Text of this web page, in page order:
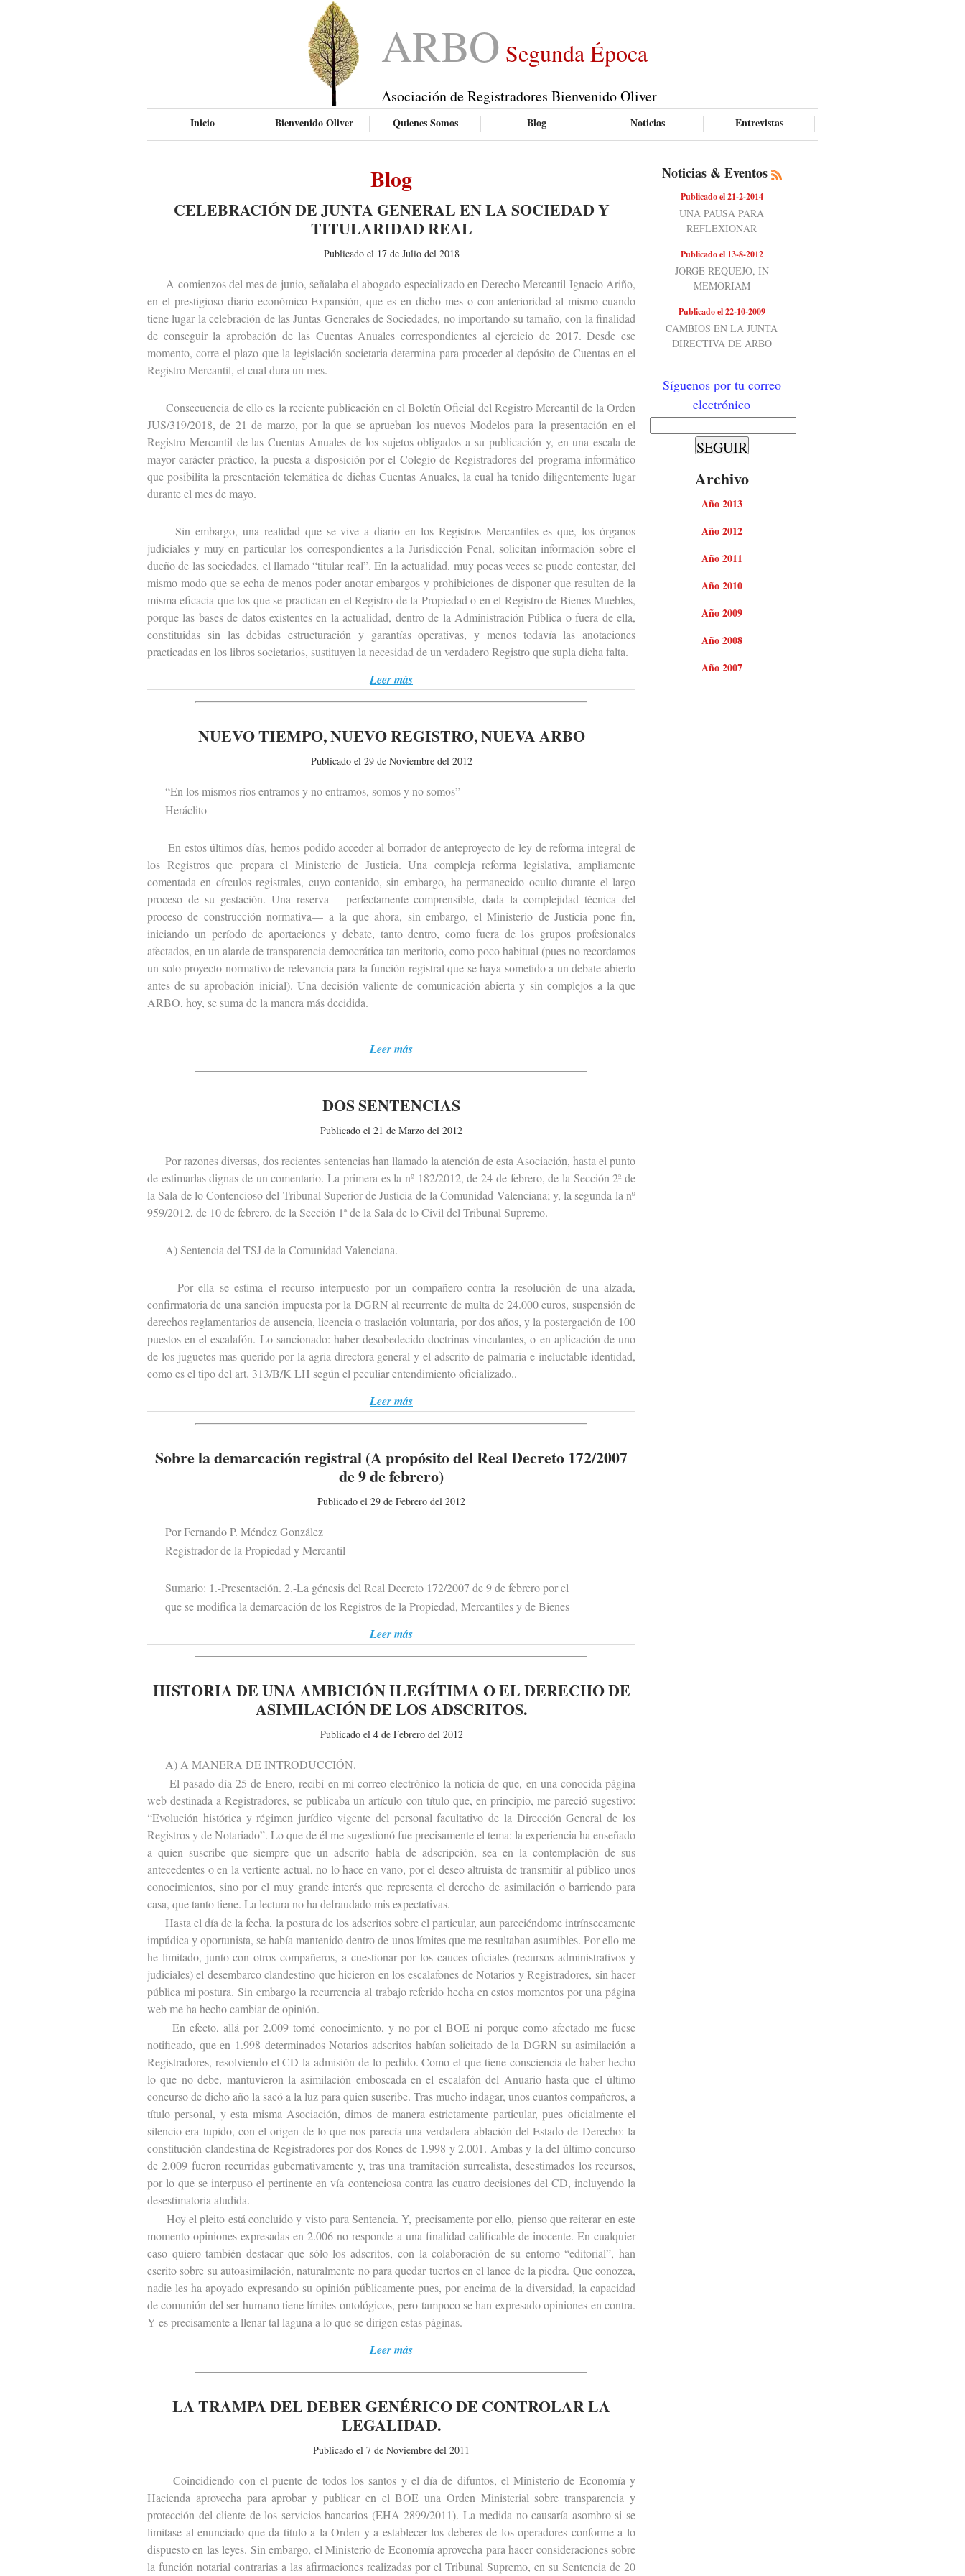
ARBO Segunda Época
Asociación de Registradores Bienvenido Oliver
Inicio Bienvenido Oliver Quienes Somos Blog Noticias Entrevistas
Blog
CELEBRACIÓN DE JUNTA GENERAL EN LA SOCIEDAD Y
TITULARIDAD REAL
Publicado el 17 de Julio del 2018
A comienzos del mes de junio, señalaba el abogado especializado en Derecho Mercantil Ignacio Ariño,
en el prestigioso diario económico Expansión, que es en dicho mes o con anterioridad al mismo cuando
tiene lugar la celebración de las Juntas Generales de Sociedades, no importando su tamaño, con la finalidad
de conseguir la aprobación de las Cuentas Anuales correspondientes al ejercicio de 2017. Desde ese
momento, corre el plazo que la legislación societaria determina para proceder al depósito de Cuentas en el
Registro Mercantil, el cual dura un mes.
Consecuencia de ello es la reciente publicación en el Boletín Oficial del Registro Mercantil de la Orden
JUS/319/2018, de 21 de marzo, por la que se aprueban los nuevos Modelos para la presentación en el
Registro Mercantil de las Cuentas Anuales de los sujetos obligados a su publicación y, en una escala de
mayor carácter práctico, la puesta a disposición por el Colegio de Registradores del programa informático
que posibilita la presentación telemática de dichas Cuentas Anuales, la cual ha tenido diligentemente lugar
durante el mes de mayo.
Sin embargo, una realidad que se vive a diario en los Registros Mercantiles es que, los órganos
judiciales y muy en particular los correspondientes a la Jurisdicción Penal, solicitan información sobre el
dueño de las sociedades, el llamado “titular real”. En la actualidad, muy pocas veces se puede contestar, del
mismo modo que se echa de menos poder anotar embargos y prohibiciones de disponer que resulten de la
misma eficacia que los que se practican en el Registro de la Propiedad o en el Registro de Bienes Muebles,
porque las bases de datos existentes en la actualidad, dentro de la Administración Pública o fuera de ella,
constituidas sin las debidas estructuración y garantías operativas, y menos todavía las anotaciones
practicadas en los libros societarios, sustituyen la necesidad de un verdadero Registro que supla dicha falta.
Leer más
NUEVO TIEMPO, NUEVO REGISTRO, NUEVA ARBO
Publicado el 29 de Noviembre del 2012
“En los mismos ríos entramos y no entramos, somos y no somos”
Heráclito
En estos últimos días, hemos podido acceder al borrador de anteproyecto de ley de reforma integral de
los Registros que prepara el Ministerio de Justicia. Una compleja reforma legislativa, ampliamente
comentada en círculos registrales, cuyo contenido, sin embargo, ha permanecido oculto durante el largo
proceso de su gestación. Una reserva —perfectamente comprensible, dada la complejidad técnica del
proceso de construcción normativa— a la que ahora, sin embargo, el Ministerio de Justicia pone fin,
iniciando un período de aportaciones y debate, tanto dentro, como fuera de los grupos profesionales
afectados, en un alarde de transparencia democrática tan meritorio, como poco habitual (pues no recordamos
un solo proyecto normativo de relevancia para la función registral que se haya sometido a un debate abierto
antes de su aprobación inicial). Una decisión valiente de comunicación abierta y sin complejos a la que
ARBO, hoy, se suma de la manera más decidida.
Leer más
DOS SENTENCIAS
Publicado el 21 de Marzo del 2012
Por razones diversas, dos recientes sentencias han llamado la atención de esta Asociación, hasta el punto
de estimarlas dignas de un comentario. La primera es la nº 182/2012, de 24 de febrero, de la Sección 2ª de
la Sala de lo Contencioso del Tribunal Superior de Justicia de la Comunidad Valenciana; y, la segunda la nº
959/2012, de 10 de febrero, de la Sección 1ª de la Sala de lo Civil del Tribunal Supremo.
A) Sentencia del TSJ de la Comunidad Valenciana.
Por ella se estima el recurso interpuesto por un compañero contra la resolución de una alzada,
confirmatoria de una sanción impuesta por la DGRN al recurrente de multa de 24.000 euros, suspensión de
derechos reglamentarios de ausencia, licencia o traslación voluntaria, por dos años, y la postergación de 100
puestos en el escalafón. Lo sancionado: haber desobedecido doctrinas vinculantes, o en aplicación de uno
de los juguetes mas querido por la agria directora general y el adscrito de palmaria e ineluctable identidad,
como es el tipo del art. 313/B/K LH según el peculiar entendimiento oficializado..
Leer más
Sobre la demarcación registral (A propósito del Real Decreto 172/2007
de 9 de febrero)
Publicado el 29 de Febrero del 2012
Por Fernando P. Méndez González
Registrador de la Propiedad y Mercantil
Sumario: 1.-Presentación. 2.-La génesis del Real Decreto 172/2007 de 9 de febrero por el
que se modifica la demarcación de los Registros de la Propiedad, Mercantiles y de Bienes
Leer más
HISTORIA DE UNA AMBICIÓN ILEGÍTIMA O EL DERECHO DE
ASIMILACIÓN DE LOS ADSCRITOS.
Publicado el 4 de Febrero del 2012
A) A MANERA DE INTRODUCCIÓN.
El pasado día 25 de Enero, recibí en mi correo electrónico la noticia de que, en una conocida página
web destinada a Registradores, se publicaba un artículo con título que, en principio, me pareció sugestivo:
“Evolución histórica y régimen jurídico vigente del personal facultativo de la Dirección General de los
Registros y de Notariado”. Lo que de él me sugestionó fue precisamente el tema: la experiencia ha enseñado
a quien suscribe que siempre que un adscrito habla de adscripción, sea en la contemplación de sus
antecedentes o en la vertiente actual, no lo hace en vano, por el deseo altruista de transmitir al público unos
conocimientos, sino por el muy grande interés que representa el derecho de asimilación o barriendo para
casa, que tanto tiene. La lectura no ha defraudado mis expectativas.
Hasta el día de la fecha, la postura de los adscritos sobre el particular, aun pareciéndome intrínsecamente
impúdica y oportunista, se había mantenido dentro de unos límites que me resultaban asumibles. Por ello me
he limitado, junto con otros compañeros, a cuestionar por los cauces oficiales (recursos administrativos y
judiciales) el desembarco clandestino que hicieron en los escalafones de Notarios y Registradores, sin hacer
pública mi postura. Sin embargo la recurrencia al trabajo referido hecha en estos momentos por una página
web me ha hecho cambiar de opinión.
En efecto, allá por 2.009 tomé conocimiento, y no por el BOE ni porque como afectado me fuese
notificado, que en 1.998 determinados Notarios adscritos habían solicitado de la DGRN su asimilación a
Registradores, resolviendo el CD la admisión de lo pedido. Como el que tiene consciencia de haber hecho
lo que no debe, mantuvieron la asimilación emboscada en el escalafón del Anuario hasta que el último
concurso de dicho año la sacó a la luz para quien suscribe. Tras mucho indagar, unos cuantos compañeros, a
título personal, y esta misma Asociación, dimos de manera estrictamente particular, pues oficialmente el
silencio era tupido, con el origen de lo que nos parecía una verdadera ablación del Estado de Derecho: la
constitución clandestina de Registradores por dos Rones de 1.998 y 2.001. Ambas y la del último concurso
de 2.009 fueron recurridas gubernativamente y, tras una tramitación surrealista, desestimados los recursos,
por lo que se interpuso el pertinente en vía contenciosa contra las cuatro decisiones del CD, incluyendo la
desestimatoria aludida.
Hoy el pleito está concluido y visto para Sentencia. Y, precisamente por ello, pienso que reiterar en este
momento opiniones expresadas en 2.006 no responde a una finalidad calificable de inocente. En cualquier
caso quiero también destacar que sólo los adscritos, con la colaboración de su entorno “editorial”, han
escrito sobre su autoasimilación, naturalmente no para quedar tuertos en el lance de la piedra. Que conozca,
nadie les ha apoyado expresando su opinión públicamente pues, por encima de la diversidad, la capacidad
de comunión del ser humano tiene límites ontológicos, pero tampoco se han expresado opiniones en contra.
Y es precisamente a llenar tal laguna a lo que se dirigen estas páginas.
Leer más
LA TRAMPA DEL DEBER GENÉRICO DE CONTROLAR LA
LEGALIDAD.
Publicado el 7 de Noviembre del 2011
Coincidiendo con el puente de todos los santos y el día de difuntos, el Ministerio de Economía y
Hacienda aprovecha para aprobar y publicar en el BOE una Orden Ministerial sobre transparencia y
protección del cliente de los servicios bancarios (EHA 2899/2011). La medida no causaría asombro si se
limitase al enunciado que da título a la Orden y a establecer los deberes de los operadores conforme a lo
dispuesto en las leyes. Sin embargo, el Ministerio de Economía aprovecha para hacer consideraciones sobre
la función notarial contrarias a las afirmaciones realizadas por el Tribunal Supremo, en su Sentencia de 20
Noticias & Eventos
Publicado el 21-2-2014
UNA PAUSA PARA
REFLEXIONAR
Publicado el 13-8-2012
JORGE REQUEJO, IN
MEMORIAM
Publicado el 22-10-2009
CAMBIOS EN LA JUNTA
DIRECTIVA DE ARBO
Síguenos por tu correo
electrónico
Archivo
Año 2013
Año 2012
Año 2011
Año 2010
Año 2009
Año 2008
Año 2007